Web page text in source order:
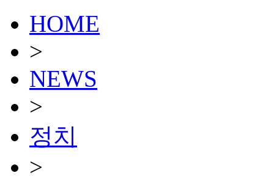
HOME
>
NEWS
>
정치
>